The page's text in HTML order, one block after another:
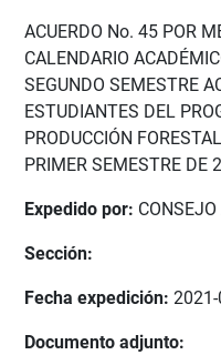
ACUERDO No. 45 POR
CALENDARIO
SEGUNDO SEMESTRE
ESTUDIANTES DEL
PRODUCCIÓN
PRIMER SEMESTRE DE
Expedido por:
Sección:
Fecha expedición:
Documento adjunto: